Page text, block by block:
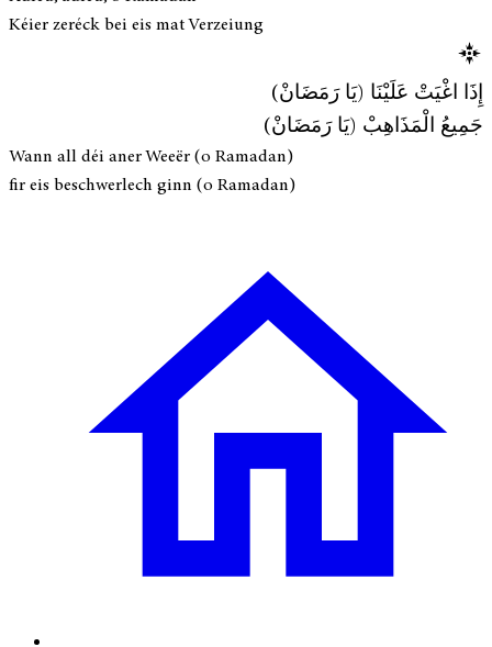
Kéier zeréck bei eis mat Verzeiung
إِذَا اغْيَتْ عَلَيْنَا (يَا رَمَضَانْ)
جَمِيعُ الْمَذَاهِبْ (يَا رَمَضَانْ)
Wann all déi aner Weeër (o Ramadan)
fir eis beschwerlech ginn (o Ramadan)